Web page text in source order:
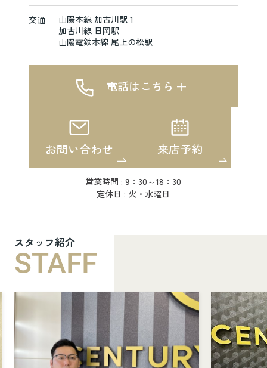
交通
山陽本線 加古川駅 1
加古川線 日岡駅
山陽電鉄本線 尾上の松駅
電話はこちら
お問い合わせ 来店予約
営業時間 : 9：30～18：30
定休日 : 火・水曜日
スタッフ紹介
STAFF